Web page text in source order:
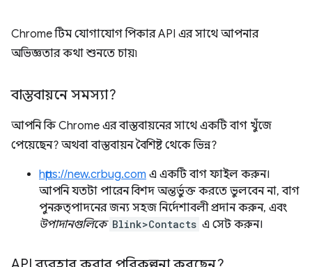
Chrome টিম যোগাযোগ পিকার API এর সাথে আপনার
অভিজ্ঞতার কথা শুনতে চায়৷
বাস্তবায়নে সমস্যা?
আপনি কি Chrome এর বাস্তবায়নের সাথে একটি বাগ খুঁজে
পেয়েছেন? অথবা বাস্তবায়ন বৈশিষ্ট থেকে ভিন্ন?
https://new.crbug.com এ একটি বাগ ফাইল করুন।
আপনি যতটা পারেন বিশদ অন্তর্ভুক্ত করতে ভুলবেন না, বাগ
পুনরুত্পাদনের জন্য সহজ নির্দেশাবলী প্রদান করুন, এবং
উপাদানগুলিকে Blink>Contacts এ সেট করুন।